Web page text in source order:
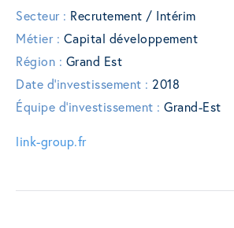
Secteur : Recrutement / Intérim
Métier : Capital développement
Région : Grand Est
Date d'investissement : 2018
Équipe d'investissement : Grand-Est
link-group.fr